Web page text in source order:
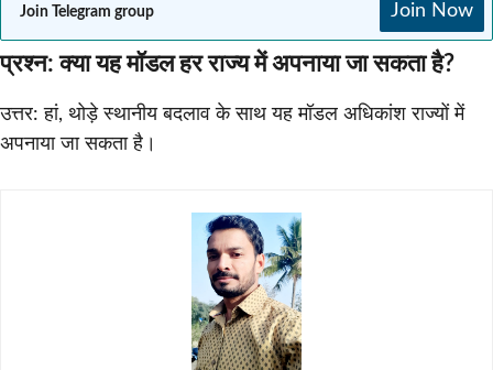
Join Telegram group Join Now
प्रश्न: क्या यह मॉडल हर राज्य में अपनाया जा सकता है?
उत्तर: हां, थोड़े स्थानीय बदलाव के साथ यह मॉडल अधिकांश राज्यों में
अपनाया जा सकता है।